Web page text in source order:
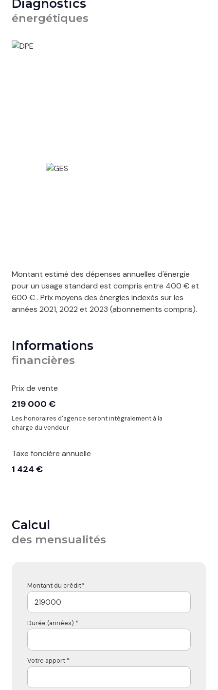
Diagnostics
énergétiques
Montant estimé des dépenses annuelles d'énergie
pour un usage standard est compris entre 400 € et
600 € . Prix moyens des énergies indexés sur les
années 2021, 2022 et 2023 (abonnements compris).
Informations
financières
Prix de vente
219 000 €
Les honoraires d'agence seront intégralement à la
charge du vendeur
Taxe foncière annuelle
1 424 €
Calcul
des mensualités
Montant du crédit*
Durée (années) *
Votre apport *